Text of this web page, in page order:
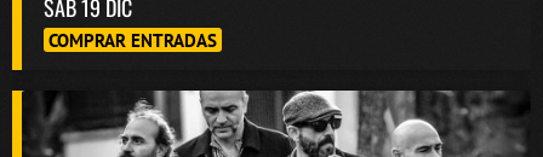
SAB 19 DIC
COMPRAR ENTRADAS